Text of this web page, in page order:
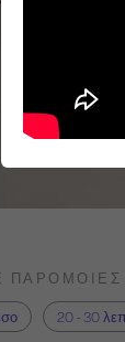
ΠΑΡΌΜΟΙΕΣ
20 - 30